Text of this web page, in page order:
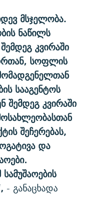
მსჯელობა.
ნაწილს
კვირაში
სოფლის
სააგენტოს
შემდეგ კვირაში
შეჩერებას,
და
- განაცხადა